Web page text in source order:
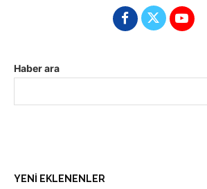
Haber ara
YENİ EKLENENLER